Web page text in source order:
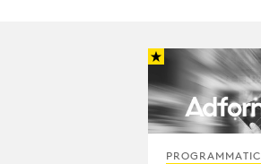
PROGRAMMATIC